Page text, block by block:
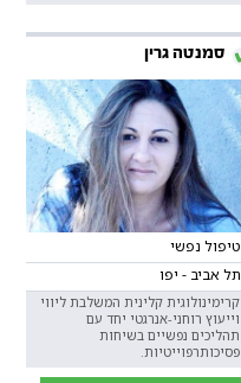
סמנטה גרין
טיפול נפשי
תל אביב - יפו
קרימינולוגית קלינית המשלבת ליווי
וייעוץ רוחני-אנרגטי יחד עם
תהליכים נפשיים בשיחות
פסיכותרפוייטיות.